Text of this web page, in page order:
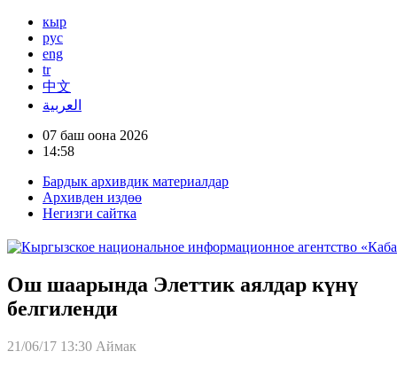
кыр
рус
eng
tr
中文
العربية
07 баш оона 2026
14:58
Бардык архивдик материалдар
Архивден издөө
Негизги сайтка
Ош шаарында Элеттик аялдар күнү
белгиленди
21/06/17 13:30 Аймак